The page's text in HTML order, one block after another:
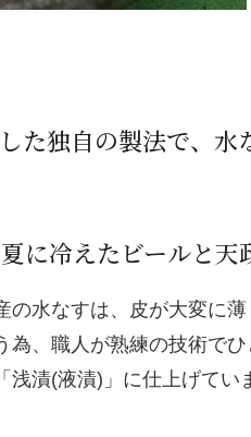
独自の製法で、水
に冷えたビールと
の水なすは、皮が大変に
為、職人が熟練の技術で
浅漬(液漬)」に仕上げてい